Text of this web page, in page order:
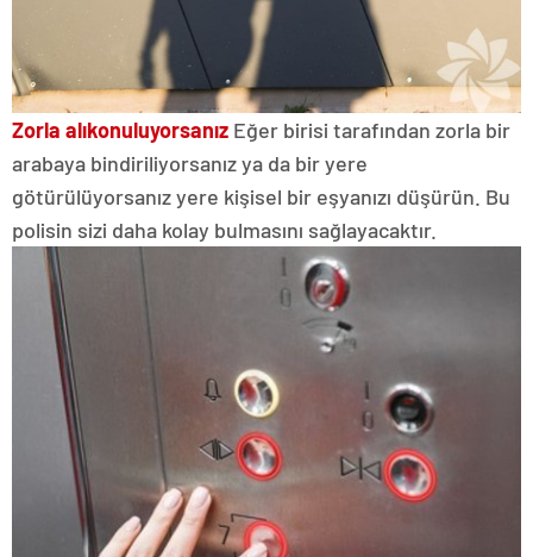
Zorla alıkonuluyorsanız Eğer birisi tarafından zorla bir
arabaya bindiriliyorsanız ya da bir yere
götürülüyorsanız yere kişisel bir eşyanızı düşürün. Bu
polisin sizi daha kolay bulmasını sağlayacaktır.